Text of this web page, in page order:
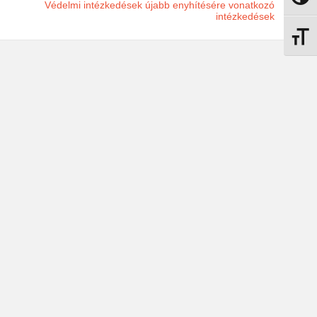
Védelmi intézkedések újabb enyhítésére vonatkozó
intézkedések